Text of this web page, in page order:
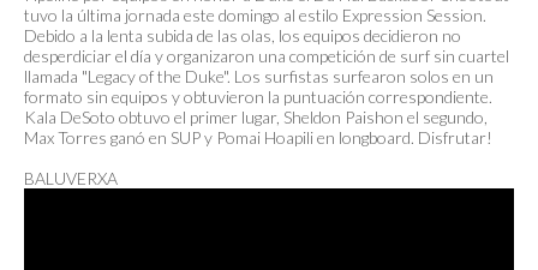
tuvo la última jornada este domingo al estilo Expression Session.
Debido a la lenta subida de las olas, los equipos decidieron no
desperdiciar el día y organizaron una competición de surf sin cuartel
llamada "Legacy of the Duke". Los surfistas surfearon solos en un
formato sin equipos y obtuvieron la puntuación correspondiente.
Kala DeSoto obtuvo el primer lugar, Sheldon Paishon el segundo,
Max Torres ganó en SUP y Pomai Hoapili en longboard. Disfrutar!
BALUVERXA